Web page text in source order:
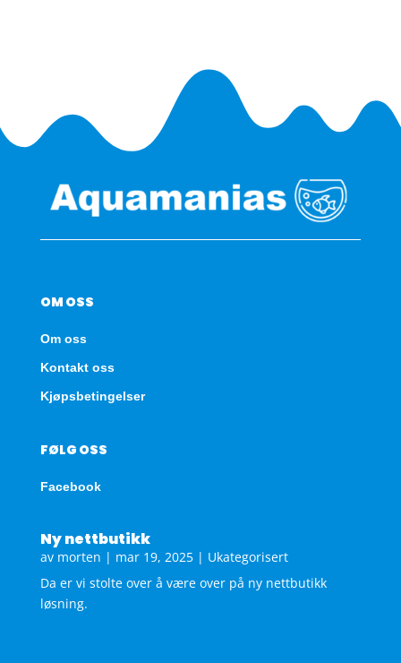
OM OSS
Om oss
Kontakt oss
Kjøpsbetingelser
FØLG OSS
Facebook
Ny nettbutikk
av morten | mar 19, 2025| Ukategorisert
Da er vi stolte over å være over på ny nettbutikk
løsning.